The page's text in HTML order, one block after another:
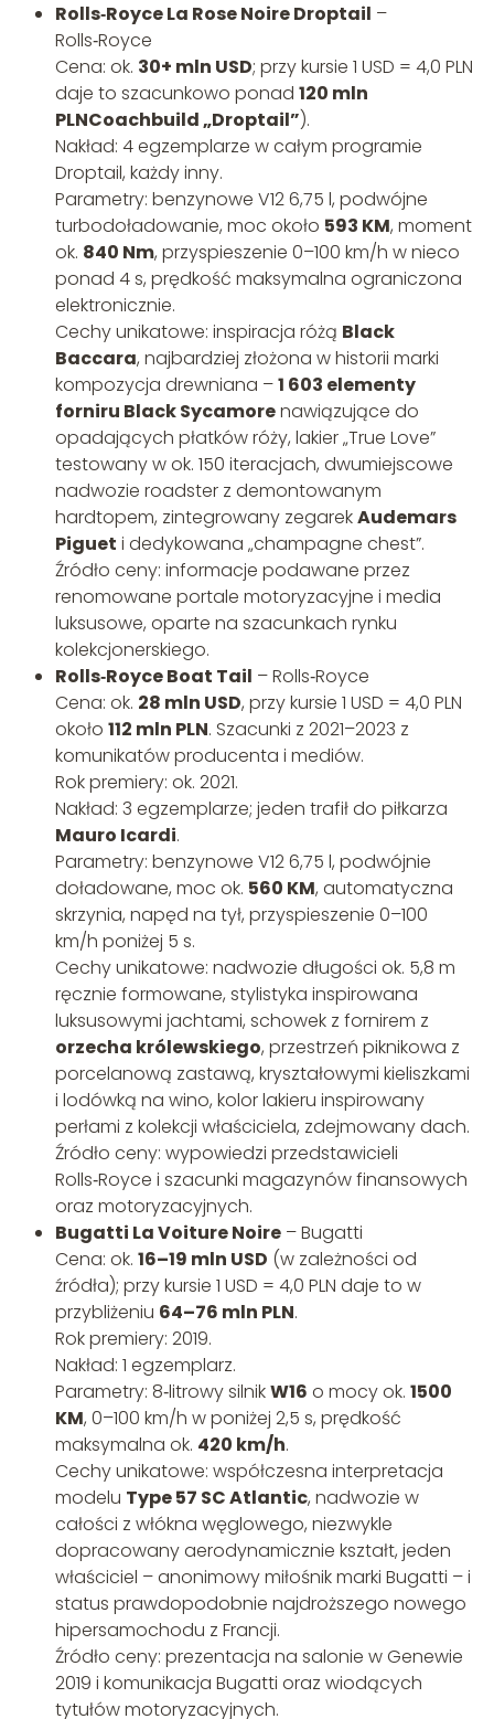
Rolls‑Royce La Rose Noire Droptail –
Rolls‑Royce
Cena: ok. 30+ mln USD; przy kursie 1 USD = 4,0 PLN
daje to szacunkowo ponad 120 mln
PLNCoachbuild „Droptail”).
Nakład: 4 egzemplarze w całym programie
Droptail, każdy inny.
Parametry: benzynowe V12 6,75 l, podwójne
turbodoładowanie, moc około 593 KM, moment
ok. 840 Nm, przyspieszenie 0–100 km/h w nieco
ponad 4 s, prędkość maksymalna ograniczona
elektronicznie.
Cechy unikatowe: inspiracja różą Black
Baccara, najbardziej złożona w historii marki
kompozycja drewniana –1 603 elementy
forniru Black Sycamorenawiązujące do
opadających płatków róży, lakier „True Love”
testowany w ok. 150 iteracjach, dwumiejscowe
nadwozie roadster z demontowanym
hardtopem, zintegrowany zegarekAudemars
Piguet i dedykowana „champagne chest”.
Źródło ceny: informacje podawane przez
renomowane portale motoryzacyjne i media
luksusowe, oparte na szacunkach rynku
kolekcjonerskiego.
Rolls‑Royce Boat Tail – Rolls‑Royce
Cena: ok. 28 mln USD, przy kursie 1 USD = 4,0 PLN
około 112 mln PLN. Szacunki z 2021–2023 z
komunikatów producenta i mediów.
Rok premiery: ok. 2021.
Nakład: 3 egzemplarze; jeden trafił do piłkarza
Mauro Icardi.
Parametry: benzynowe V12 6,75 l, podwójnie
doładowane, moc ok. 560 KM, automatyczna
skrzynia, napęd na tył, przyspieszenie 0–100
km/h poniżej 5 s.
Cechy unikatowe: nadwozie długości ok. 5,8 m
ręcznie formowane, stylistyka inspirowana
luksusowymi jachtami, schowek z fornirem z
orzecha królewskiego, przestrzeń piknikowa z
porcelanową zastawą, kryształowymi kieliszkami
i lodówką na wino, kolor lakieru inspirowany
perłami z kolekcji właściciela, zdejmowany dach.
Źródło ceny: wypowiedzi przedstawicieli
Rolls‑Royce i szacunki magazynów finansowych
oraz motoryzacyjnych.
Bugatti La Voiture Noire– Bugatti
Cena: ok. 16–19 mln USD (w zależności od
źródła); przy kursie 1 USD = 4,0 PLN daje to w
przybliżeniu 64–76 mln PLN.
Rok premiery: 2019.
Nakład: 1 egzemplarz.
Parametry: 8‑litrowy silnikW16 o mocy ok. 1500
KM, 0–100 km/h w poniżej 2,5 s, prędkość
maksymalna ok. 420 km/h.
Cechy unikatowe: współczesna interpretacja
modelu Type 57 SC Atlantic, nadwozie w
całości z włókna węglowego, niezwykle
dopracowany aerodynamicznie kształt, jeden
właściciel – anonimowy miłośnik marki Bugatti – i
status prawdopodobnie najdroższego nowego
hipersamochodu z Francji.
Źródło ceny: prezentacja na salonie w Genewie
2019 i komunikacja Bugatti oraz wiodących
tytułów motoryzacyjnych.